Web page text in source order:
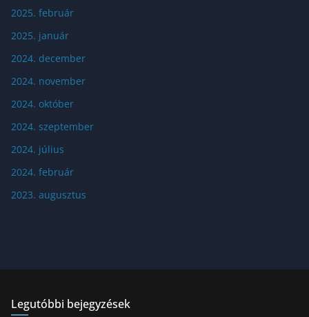
2025. február
2025. január
2024. december
2024. november
2024. október
2024. szeptember
2024. július
2024. február
2023. augusztus
Legutóbbi bejegyzések